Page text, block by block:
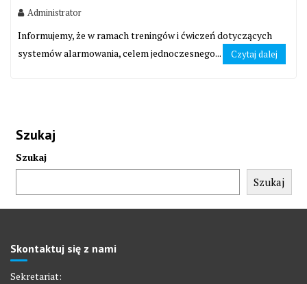
Administrator
Informujemy, że w ramach treningów i ćwiczeń dotyczących
systemów alarmowania, celem jednoczesnego...
Czytaj dalej
Szukaj
Szukaj
Szukaj
Skontaktuj się z nami
Sekretariat: